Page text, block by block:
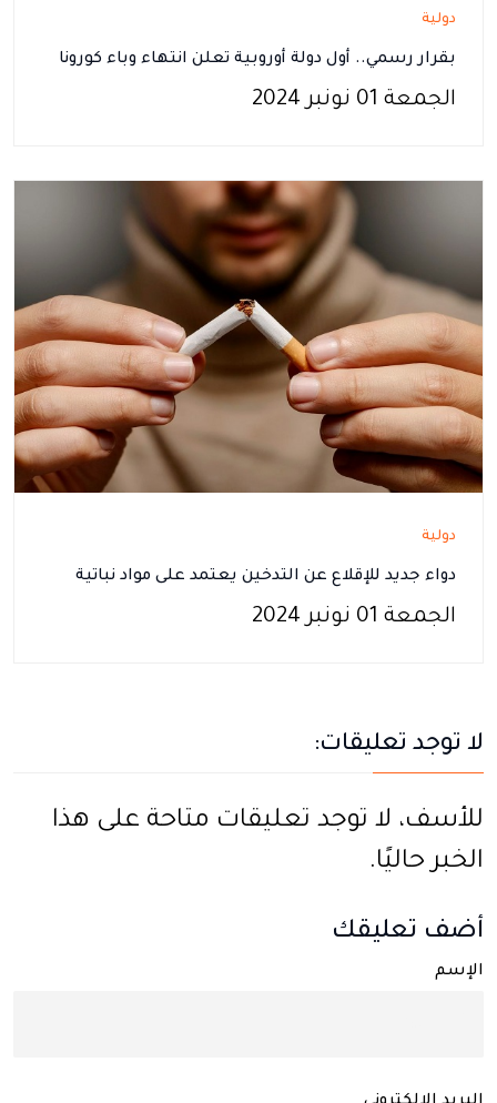
دولية
بقرار رسمي.. أول دولة أوروبية تعلن انتهاء وباء كورونا
الجمعة 01 نونبر 2024
دولية
دواء جديد للإقلاع عن التدخين يعتمد على مواد نباتية
الجمعة 01 نونبر 2024
لا توجد تعليقات:
للأسف، لا توجد تعليقات متاحة على هذا
الخبر حاليًا.
أضف تعليقك
الإسم